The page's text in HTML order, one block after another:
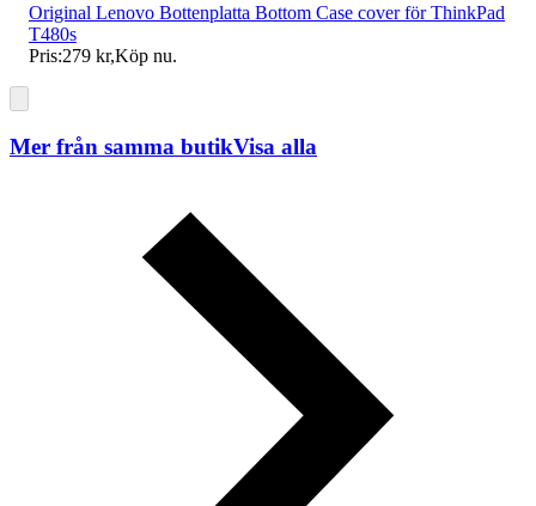
Original Lenovo Bottenplatta Bottom Case cover för ThinkPad
T480s
Pris:279 kr,Köp nu.
Mer från samma butikVisa alla